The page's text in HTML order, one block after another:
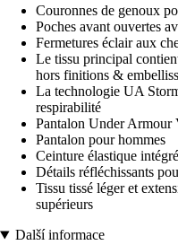
Couronnes de genoux
Poches avant ouvertes
Fermetures éclair aux
Le tissu principal
hors finitions &
La technologie UA
respirabilité
Pantalon Under Armour
Pantalon pour hommes
Ceinture élastique
Détails réfléchissants
Tissu tissé léger et
supérieurs
Další informace